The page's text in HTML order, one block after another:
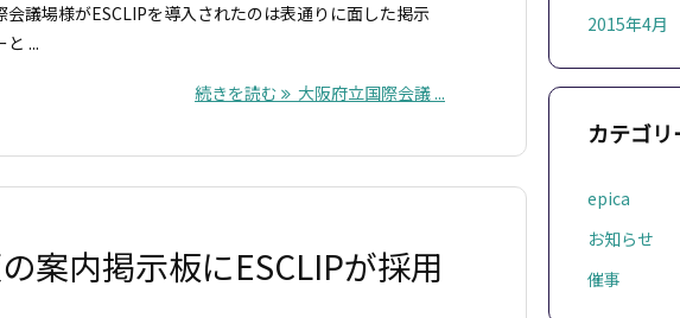
会議場様がESCLIPを導入されたのは表通りに面した掲示
と ...
続きを読む 大阪府立国際会議 ...
案内掲示板にESCLIPが採用
2015年4月
カテゴリ
epica
お知らせ
催事